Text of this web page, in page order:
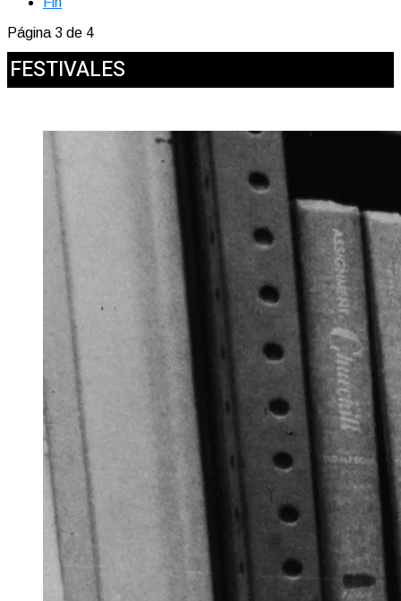
Página 3 de 4
FESTIVALES